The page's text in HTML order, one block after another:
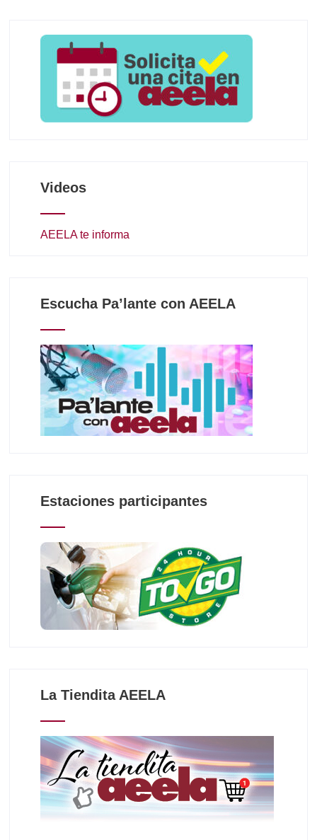
Videos
AEELA te informa
Escucha Pa’lante con AEELA
Estaciones participantes
La Tiendita AEELA